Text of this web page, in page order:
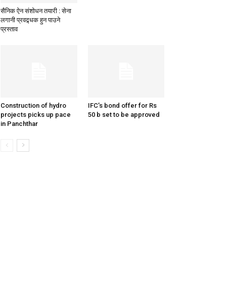
सैनिक ऐन संशोधन तयारी : सेना
लगानी प्रवद्र्धक हुन पाउने
प्रस्ताव
Construction of hydro
projects picks up pace
in Panchthar
IFC’s bond offer for Rs
50 b set to be approved